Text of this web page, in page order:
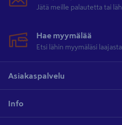
Jätä meille palautetta tai
Hae myymälää
Etsi lähin myymäläsi
Asiakaspalvelu
Info